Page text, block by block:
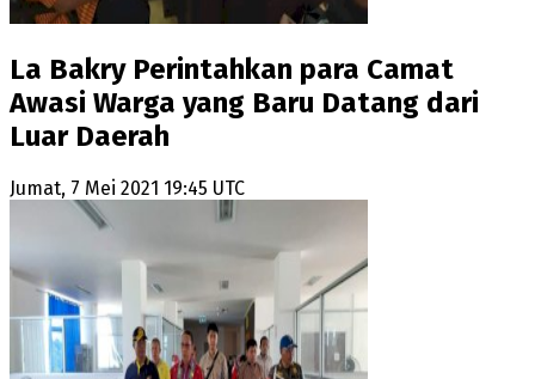
La Bakry Perintahkan para Camat
Awasi Warga yang Baru Datang dari
Luar Daerah
Jumat, 7 Mei 2021 19:45 UTC